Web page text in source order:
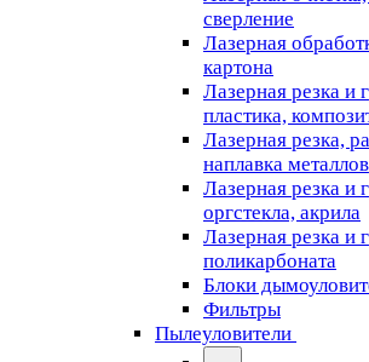
сверление
Лазерная
картона
Лазерная резка и
пластика,
Лазерная резка,
наплавка металлов
Лазерная резка и
оргстекла, акрила
Лазерная резка и
поликарбоната
Блоки
Фильтры
Пылеуловители